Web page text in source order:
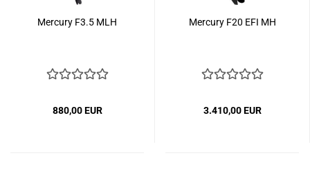
Mercury F3.5 MLH
880,00 EUR
Mercury F20 EFI MH
3.410,00 EUR